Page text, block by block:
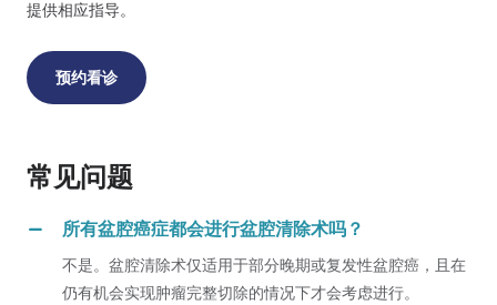
提供相应指导。
预约看诊
常见问题
所有盆腔癌症都会进行盆腔清除术吗？
不是。盆腔清除术仅适用于部分晚期或复发性盆腔癌，且在
仍有机会实现肿瘤完整切除的情况下才会考虑进行。